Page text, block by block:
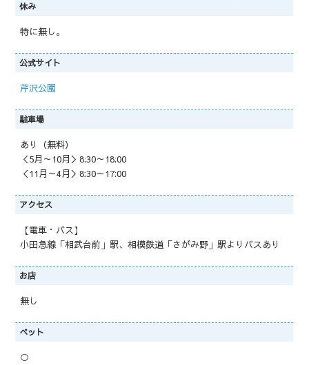
休み
特に無し。
公式サイト
芹沢公園
駐車場
あり（無料）
＜5月～10月＞8:30～18:00
＜11月～4月＞8:30～17:00
アクセス
【電車・バス】
小田急線「相武台前」駅、相模鉄道「さがみ野」駅よりバスあり
お店
無し
ペット
○